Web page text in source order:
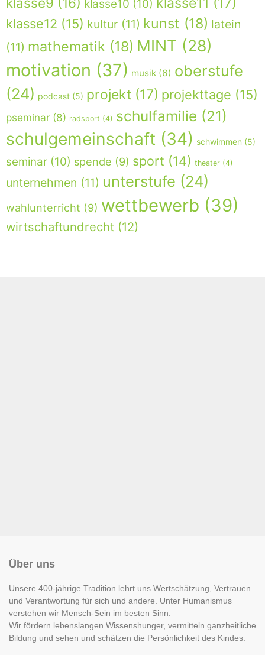
klasse10 (10)
klasse12 (15) kultur (11) kunst (18) latein
(11) mathematik (18) MINT (28)
motivation (37) musik (6) oberstufe
(24) podcast (5) projekt (17) projekttage (15)
pseminar (8) radsport (4) schulfamilie (21)
schulgemeinschaft (34) schwimmen (5)
seminar (10) spende (9) sport (14) theater (4)
unternehmen (11) unterstufe (24)
wahlunterricht (9) wettbewerb (39)
wirtschaftundrecht (12)
Über uns
Unsere 400-jährige Tradition lehrt uns Wertschätzung, Vertrauen
und Verantwortung für sich und andere. Unter Humanismus
verstehen wir Mensch-Sein im besten Sinn.
Wir fördern lebenslangen Wissenshunger, vermitteln ganzheitliche
Bildung und sehen und schätzen die Persönlichkeit des Kindes.